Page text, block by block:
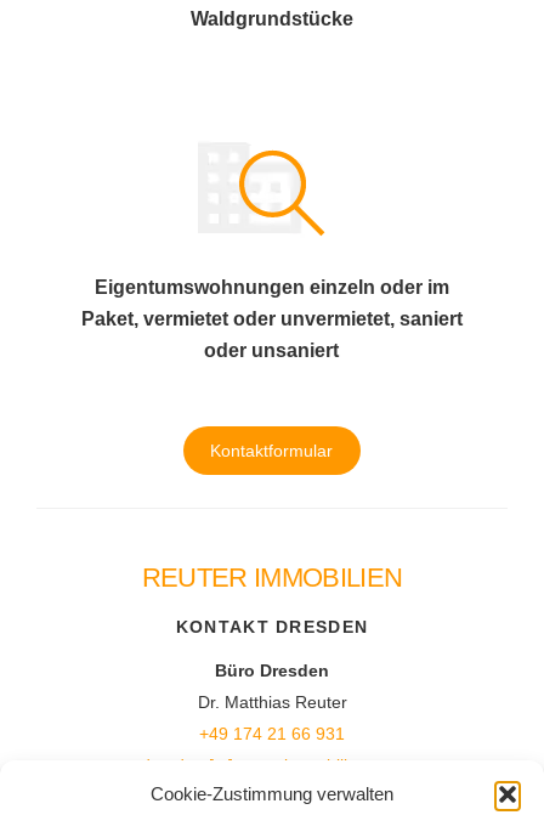
Cookie-Zustimmung verwalten
Waldgrundstücke
Eigentumswohnungen einzeln oder im
Paket, vermietet oder unvermietet, saniert
oder unsaniert
Kontaktformular
REUTER IMMOBILIEN
KONTAKT DRESDEN
Büro Dresden
Dr. Matthias Reuter
+49 174 21 66 931
dresden [at] reuterimmobilien.com